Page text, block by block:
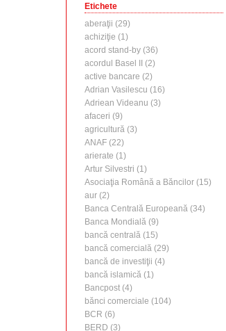
Etichete
aberaţii (29)
achiziţie (1)
acord stand-by (36)
acordul Basel II
(2)
active bancare (2)
Adrian Vasilescu (16)
Adriean Videanu (3)
afaceri (9)
agricultură (3)
ANAF (22)
arierate (1)
Artur Silvestri (1)
Asociaţia Română a Băncilor (15)
aur (2)
Banca Centrală Europeană (34)
Banca Mondială (9)
bancă centrală (15)
bancă comercială (29)
bancă de investiţii (4)
bancă islamică (1)
Bancpost (4)
bănci comerciale (104)
BCR (6)
BERD (3)